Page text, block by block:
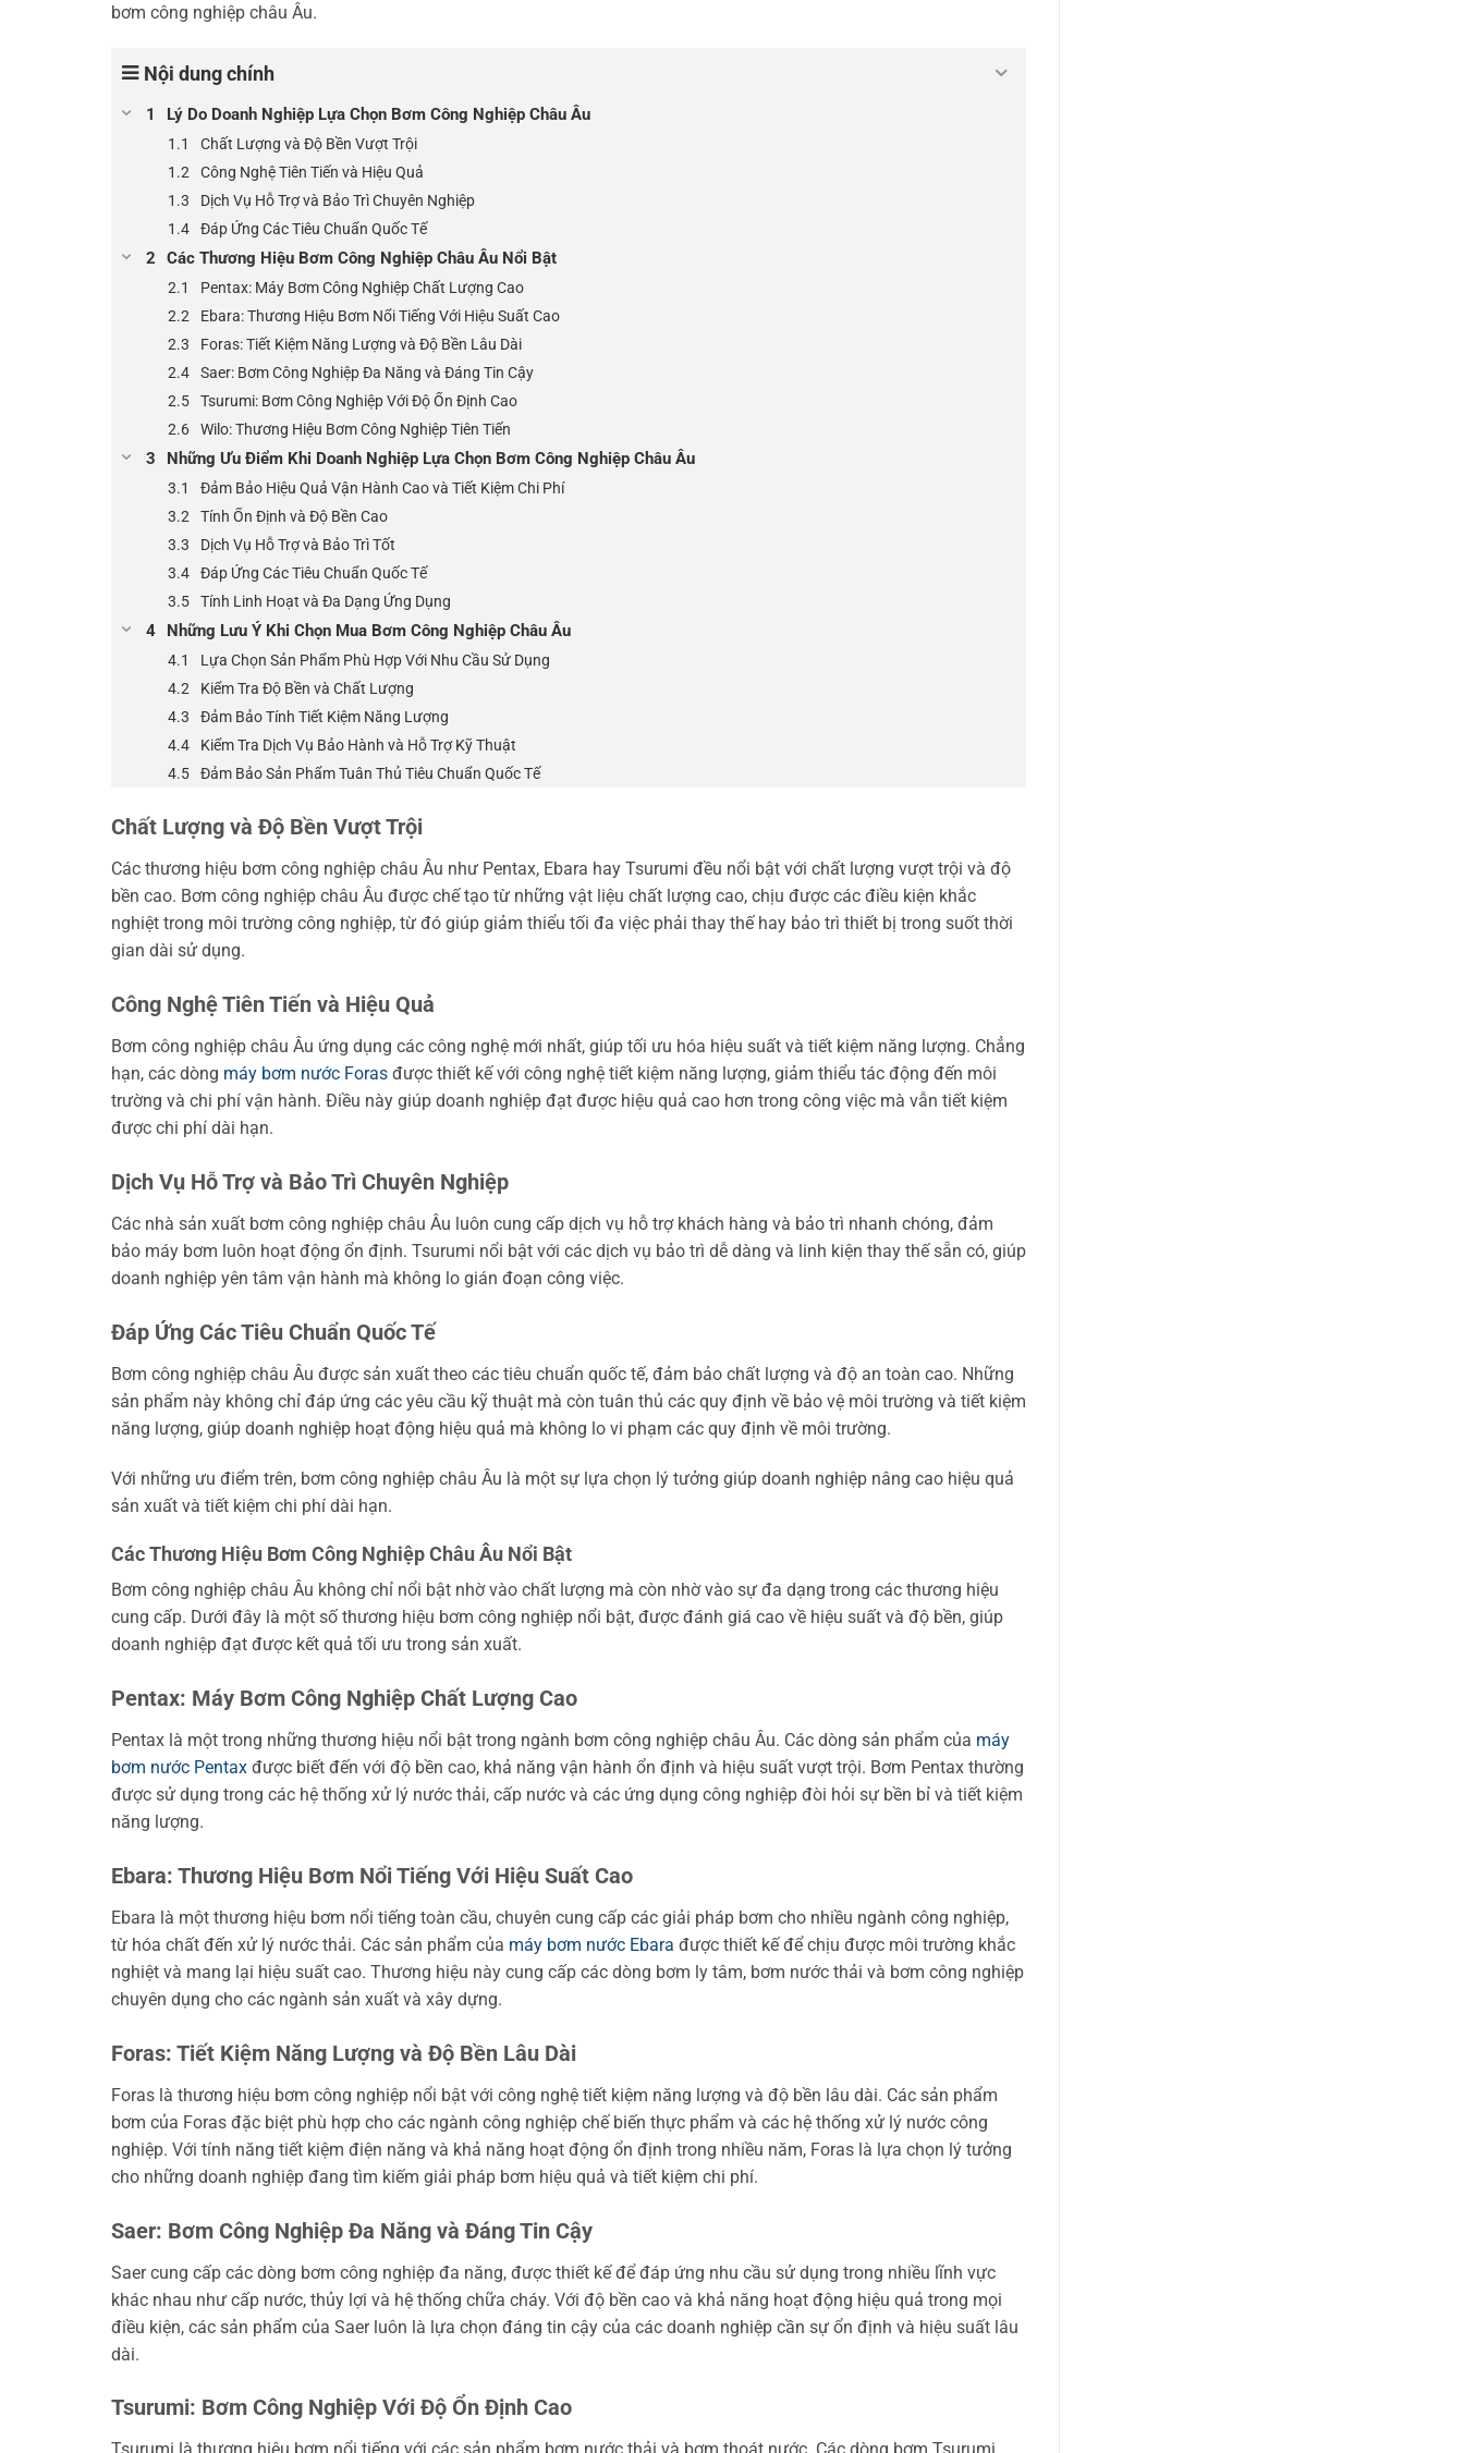
bơm công nghiệp châu Âu.
Nội dung chính
Lý Do Doanh Nghiệp Lựa Chọn Bơm Công Nghiệp Châu Âu
Chất Lượng và Độ Bền Vượt Trội
Công Nghệ Tiên Tiến và Hiệu Quả
Dịch Vụ Hỗ Trợ và Bảo Trì Chuyên Nghiệp
Đáp Ứng Các Tiêu Chuẩn Quốc Tế
Các Thương Hiệu Bơm Công Nghiệp Châu Âu Nổi Bật
Pentax: Máy Bơm Công Nghiệp Chất Lượng Cao
Ebara: Thương Hiệu Bơm Nổi Tiếng Với Hiệu Suất Cao
Foras: Tiết Kiệm Năng Lượng và Độ Bền Lâu Dài
Saer: Bơm Công Nghiệp Đa Năng và Đáng Tin Cậy
Tsurumi: Bơm Công Nghiệp Với Độ Ổn Định Cao
Wilo: Thương Hiệu Bơm Công Nghiệp Tiên Tiến
Những Ưu Điểm Khi Doanh Nghiệp Lựa Chọn Bơm Công Nghiệp Châu Âu
Đảm Bảo Hiệu Quả Vận Hành Cao và Tiết Kiệm Chi Phí
Tính Ổn Định và Độ Bền Cao
Dịch Vụ Hỗ Trợ và Bảo Trì Tốt
Đáp Ứng Các Tiêu Chuẩn Quốc Tế
Tính Linh Hoạt và Đa Dạng Ứng Dụng
Những Lưu Ý Khi Chọn Mua Bơm Công Nghiệp Châu Âu
Lựa Chọn Sản Phẩm Phù Hợp Với Nhu Cầu Sử Dụng
Kiểm Tra Độ Bền và Chất Lượng
Đảm Bảo Tính Tiết Kiệm Năng Lượng
Kiểm Tra Dịch Vụ Bảo Hành và Hỗ Trợ Kỹ Thuật
Đảm Bảo Sản Phẩm Tuân Thủ Tiêu Chuẩn Quốc Tế
Chất Lượng và Độ Bền Vượt Trội
Các thương hiệu bơm công nghiệp châu Âu như Pentax, Ebara hay Tsurumi đều nổi bật với chất lượng vượt trội và độ
bền cao. Bơm công nghiệp châu Âu được chế tạo từ những vật liệu chất lượng cao, chịu được các điều kiện khắc
nghiệt trong môi trường công nghiệp, từ đó giúp giảm thiểu tối đa việc phải thay thế hay bảo trì thiết bị trong suốt thời
gian dài sử dụng.
Công Nghệ Tiên Tiến và Hiệu Quả
Bơm công nghiệp châu Âu ứng dụng các công nghệ mới nhất, giúp tối ưu hóa hiệu suất và tiết kiệm năng lượng. Chẳng
hạn, các dòng máy bơm nước Foras được thiết kế với công nghệ tiết kiệm năng lượng, giảm thiểu tác động đến môi
trường và chi phí vận hành. Điều này giúp doanh nghiệp đạt được hiệu quả cao hơn trong công việc mà vẫn tiết kiệm
được chi phí dài hạn.
Dịch Vụ Hỗ Trợ và Bảo Trì Chuyên Nghiệp
Các nhà sản xuất bơm công nghiệp châu Âu luôn cung cấp dịch vụ hỗ trợ khách hàng và bảo trì nhanh chóng, đảm
bảo máy bơm luôn hoạt động ổn định. Tsurumi nổi bật với các dịch vụ bảo trì dễ dàng và linh kiện thay thế sẵn có, giúp
doanh nghiệp yên tâm vận hành mà không lo gián đoạn công việc.
Đáp Ứng Các Tiêu Chuẩn Quốc Tế
Bơm công nghiệp châu Âu được sản xuất theo các tiêu chuẩn quốc tế, đảm bảo chất lượng và độ an toàn cao. Những
sản phẩm này không chỉ đáp ứng các yêu cầu kỹ thuật mà còn tuân thủ các quy định về bảo vệ môi trường và tiết kiệm
năng lượng, giúp doanh nghiệp hoạt động hiệu quả mà không lo vi phạm các quy định về môi trường.
Với những ưu điểm trên, bơm công nghiệp châu Âu là một sự lựa chọn lý tưởng giúp doanh nghiệp nâng cao hiệu quả
sản xuất và tiết kiệm chi phí dài hạn.
Các Thương Hiệu Bơm Công Nghiệp Châu Âu Nổi Bật
Bơm công nghiệp châu Âu không chỉ nổi bật nhờ vào chất lượng mà còn nhờ vào sự đa dạng trong các thương hiệu
cung cấp. Dưới đây là một số thương hiệu bơm công nghiệp nổi bật, được đánh giá cao về hiệu suất và độ bền, giúp
doanh nghiệp đạt được kết quả tối ưu trong sản xuất.
Pentax: Máy Bơm Công Nghiệp Chất Lượng Cao
Pentax là một trong những thương hiệu nổi bật trong ngành bơm công nghiệp châu Âu. Các dòng sản phẩm của máy
bơm nước Pentax được biết đến với độ bền cao, khả năng vận hành ổn định và hiệu suất vượt trội. Bơm Pentax thường
được sử dụng trong các hệ thống xử lý nước thải, cấp nước và các ứng dụng công nghiệp đòi hỏi sự bền bỉ và tiết kiệm
năng lượng.
Ebara: Thương Hiệu Bơm Nổi Tiếng Với Hiệu Suất Cao
Ebara là một thương hiệu bơm nổi tiếng toàn cầu, chuyên cung cấp các giải pháp bơm cho nhiều ngành công nghiệp,
từ hóa chất đến xử lý nước thải. Các sản phẩm của máy bơm nước Ebara được thiết kế để chịu được môi trường khắc
nghiệt và mang lại hiệu suất cao. Thương hiệu này cung cấp các dòng bơm ly tâm, bơm nước thải và bơm công nghiệp
chuyên dụng cho các ngành sản xuất và xây dựng.
Foras: Tiết Kiệm Năng Lượng và Độ Bền Lâu Dài
Foras là thương hiệu bơm công nghiệp nổi bật với công nghệ tiết kiệm năng lượng và độ bền lâu dài. Các sản phẩm
bơm của Foras đặc biệt phù hợp cho các ngành công nghiệp chế biến thực phẩm và các hệ thống xử lý nước công
nghiệp. Với tính năng tiết kiệm điện năng và khả năng hoạt động ổn định trong nhiều năm, Foras là lựa chọn lý tưởng
cho những doanh nghiệp đang tìm kiếm giải pháp bơm hiệu quả và tiết kiệm chi phí.
Saer: Bơm Công Nghiệp Đa Năng và Đáng Tin Cậy
Saer cung cấp các dòng bơm công nghiệp đa năng, được thiết kế để đáp ứng nhu cầu sử dụng trong nhiều lĩnh vực
khác nhau như cấp nước, thủy lợi và hệ thống chữa cháy. Với độ bền cao và khả năng hoạt động hiệu quả trong mọi
điều kiện, các sản phẩm của Saer luôn là lựa chọn đáng tin cậy của các doanh nghiệp cần sự ổn định và hiệu suất lâu
dài.
Tsurumi: Bơm Công Nghiệp Với Độ Ổn Định Cao